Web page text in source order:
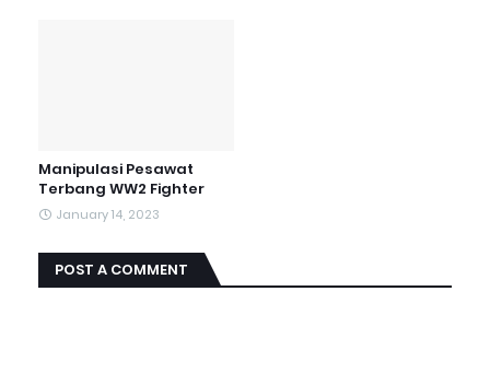
Manipulasi Pesawat
Terbang WW2 Fighter
January 14, 2023
POST A COMMENT